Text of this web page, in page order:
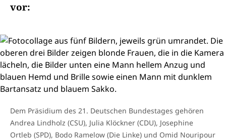
vor:
Dem Präsidium des 21. Deutschen Bundestages gehören
Andrea Lindholz (CSU), Julia Klöckner (CDU), Josephine
Ortleb (SPD), Bodo Ramelow (Die Linke) und Omid Nouripour